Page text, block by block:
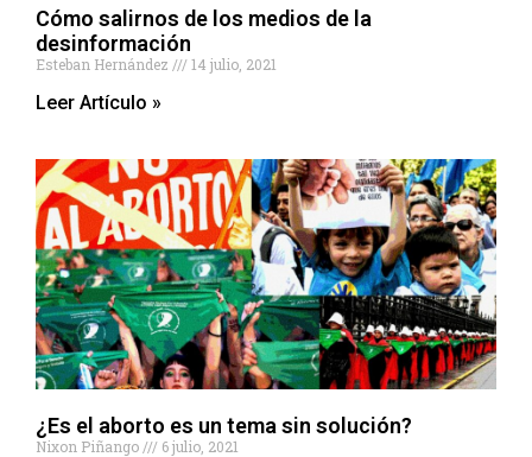
Cómo salirnos de los medios de la
desinformación
Esteban Hernández 14 julio, 2021
Leer Artículo »
¿Es el aborto es un tema sin solución?
Nixon Piñango 6 julio, 2021